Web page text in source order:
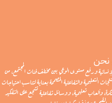
ورفع مستوى الوعي بين مختلف فئات المجتمع، من
التعليمية والتفاعلية المصممة بعناية لتناسب احتياجات
وألعاب تعليمية، ووسائل تفاعلية تشجع على التفكير